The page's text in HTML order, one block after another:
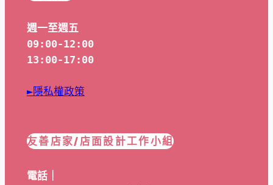
週一至週五
09:00-12:00
13:00-17:00
►隱私權政策
友善店家/店面設計工作小組
電話｜